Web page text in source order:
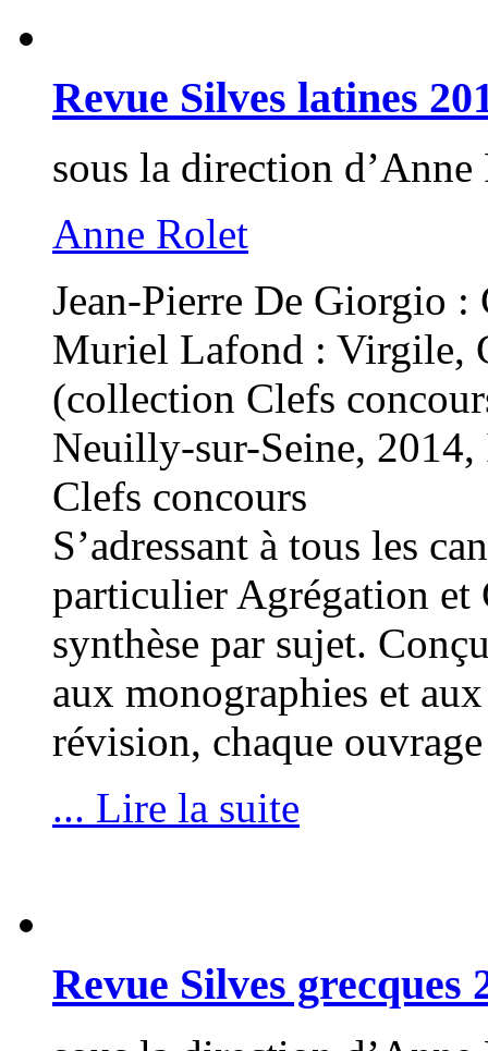
Revue Silves latines
sous la direction
Anne Rolet
Jean-Pierre De Giorgio
Muriel Lafond : Virgile,
(collection Clefs
Neuilly-sur-Seine,
Clefs concours
S’adressant à tous les
particulier Agrégation et
synthèse par sujet.
aux monographies et
révision, chaque
... Lire la suite
Revue Silves grecques